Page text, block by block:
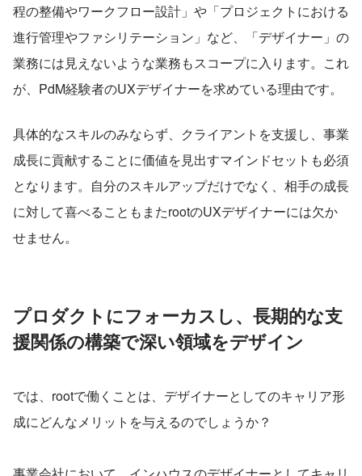
程の整備やワークフロー設計」や「プロジェクトにおける
進行管理やファシリテーション」など、「デザイナー」の
業務には見えないような業務もスコープに入ります。これ
が、PdM経験者のUXデザイナーを求めている理由です。
具体的なスキルのみならず、クライアントを支援し、事業
成長に貢献することに価値を見出すマインドセットも必須
となります。自分のスキルアップだけでなく、相手の成長
に対して喜べることもまたrootのUXデザイナーには欠か
せません。
プロダクトにフォーカスし、長期的な支
援関係の構築で深い領域をデザイン
では、rootで働くことは、デザイナーとしてのキャリア形
成にどんなメリットを与えるのでしょうか？